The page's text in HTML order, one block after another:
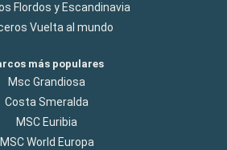
Flordos y Escandinavia
Vuelta al mundo
más populares
Msc Grandiosa
Costa Smeralda
MSC Euribia
MSC World Europa